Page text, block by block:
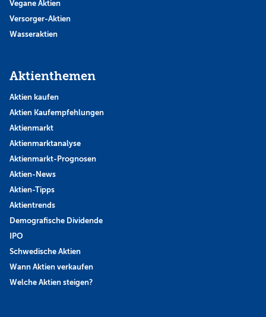
Vegane Aktien
Versorger-Aktien
Wasseraktien
Aktienthemen
Aktien kaufen
Aktien Kaufempfehlungen
Aktienmarkt
Aktienmarktanalyse
Aktienmarkt-Prognosen
Aktien-News
Aktien-Tipps
Aktientrends
Demografische Dividende
IPO
Schwedische Aktien
Wann Aktien verkaufen
Welche Aktien steigen?